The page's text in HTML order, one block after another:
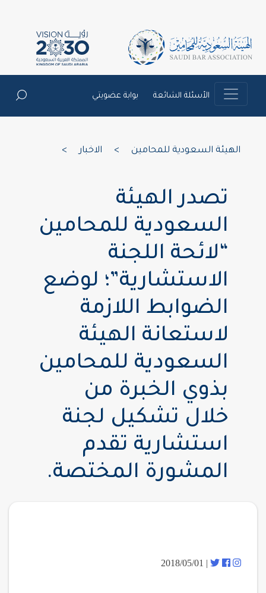
الأسئلة الشائعة بوابة عضويتي
الهيئة السعودية للمحامين الاخبار
تصدر الهيئة
السعودية للمحامين
“لائحة اللجنة
الاستشارية”؛ لوضع
الضوابط اللازمة
لاستعانة الهيئة
السعودية للمحامين
بذوي الخبرة من
خلال تشكيل لجنة
استشارية تقدم
المشورة المختصة.
| 2018/05/01